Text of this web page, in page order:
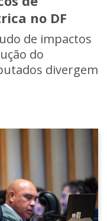
no DF
de impactos
do
divergem